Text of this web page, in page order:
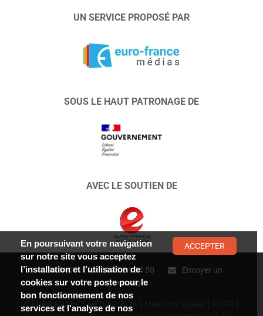
UN SERVICE PROPOSÉ PAR
SOUS LE HAUT PATRONAGE DE
AVEC LE SOUTIEN DE
CONTACT : 01 47 01 34 50
Envoyer un
message
© EURO FRANCE MÉDIAS 2026
En poursuivant votre navigation
sur notre site vous acceptez
l’installation et l’utilisation de
cookies sur votre poste pour le
bon fonctionnement de nos
services et l'analyse de nos
ACCEPTER